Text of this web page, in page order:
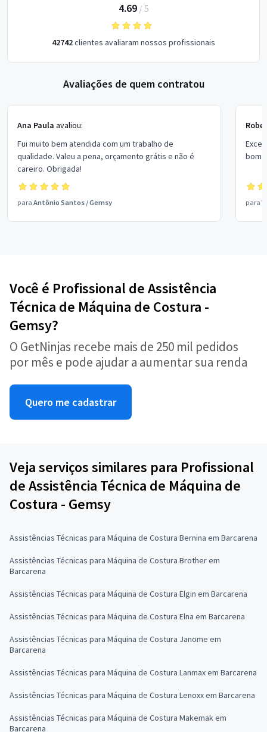
4.69/ 5
42742clientes avaliaram nossos profissionais
Avaliações de quem contratou
Ana Paula avaliou:
Fui muito bem atendida com um trabalho de
qualidade. Valeu a pena, orçamento grátis e não é
careiro. Obrigada!
para Antônio Santos /Gemsy
bom
para
Você é Profissional de Assistência
Técnica de Máquina de Costura -
Gemsy?
O GetNinjas recebe mais de 250 mil pedidos
por mês e pode ajudar a aumentar sua renda
Quero me cadastrar
Veja serviços similares para Profissional
de Assistência Técnica de Máquina de
Costura - Gemsy
Assistências Técnicas para Máquina de Costura Bernina em Barcarena
Assistências Técnicas para Máquina de Costura Brother em
Barcarena
Assistências Técnicas para Máquina de Costura Elgin em Barcarena
Assistências Técnicas para Máquina de Costura Elna em Barcarena
Assistências Técnicas para Máquina de Costura Janome em
Barcarena
Assistências Técnicas para Máquina de Costura Lanmax em Barcarena
Assistências Técnicas para Máquina de Costura Lenoxx em Barcarena
Assistências Técnicas para Máquina de Costura Makemak em
Barcarena